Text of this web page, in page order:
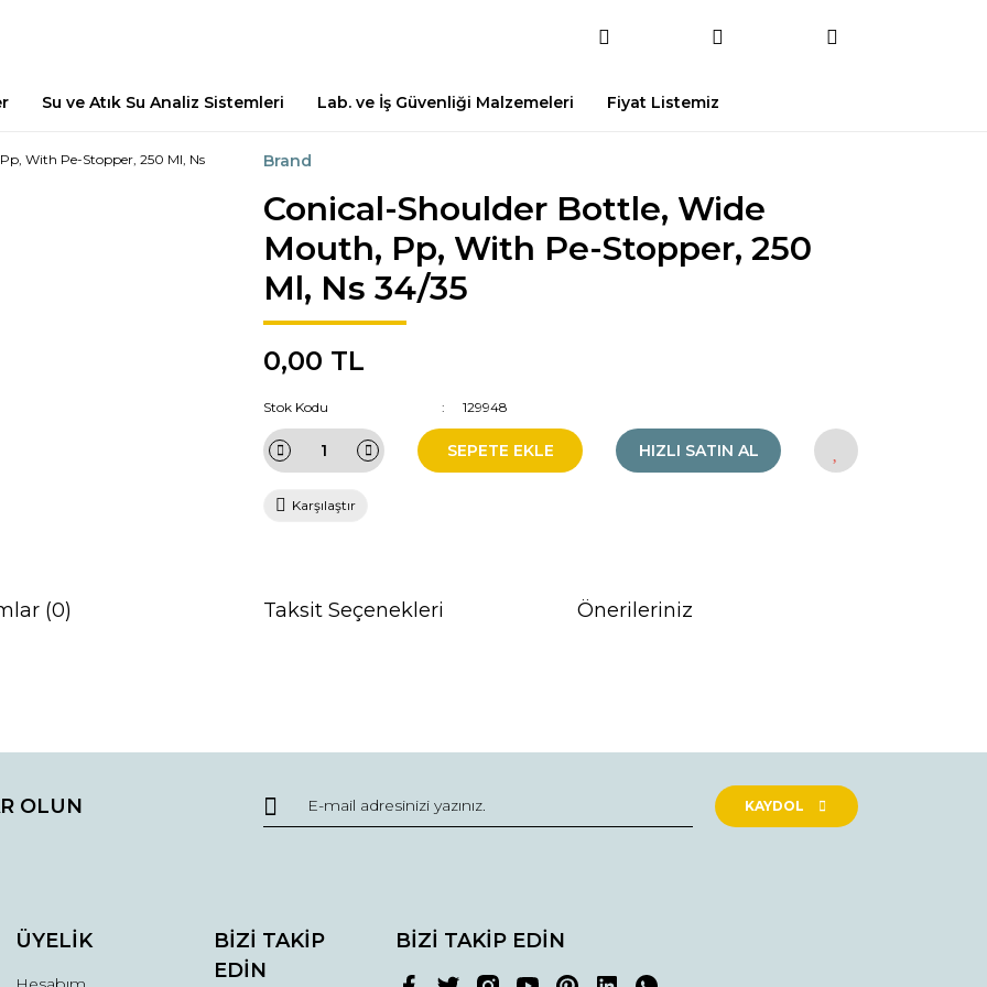
Su ve Atık Su Analiz Sistemleri Lab. ve İş Güvenliği Malzemeleri Fiyat Listemiz
Brand
Conical-Shoulder Bottle, Wide
Mouth, Pp, With Pe-Stopper, 250
Ml, Ns 34/35
0,00 TL
Stok Kodu 129948
SEPETE EKLE HIZLI SATIN AL
Karşılaştır
(0) Taksit Seçenekleri Önerileriniz
Yorum Yaz
OLUN KAYDOL
ÜYELİK
BİZİ TAKİP
EDİN
BİZİ TAKİP EDİN